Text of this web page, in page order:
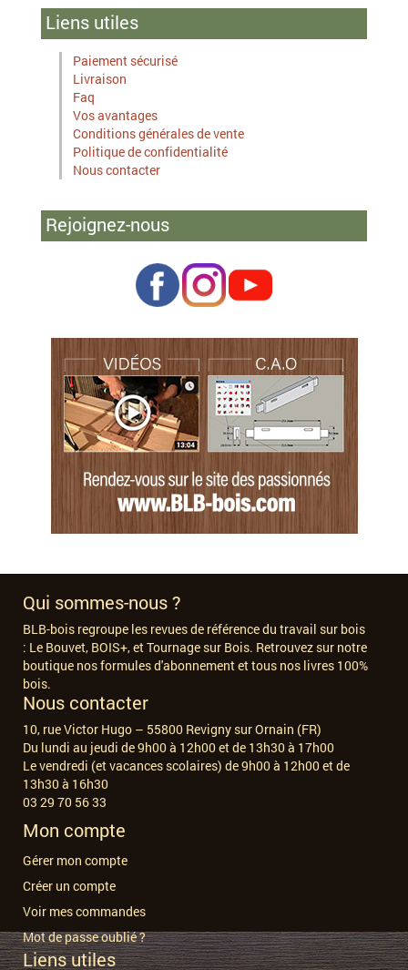
Liens utiles
Paiement sécurisé
Livraison
Faq
Vos avantages
Conditions générales de vente
Politique de confidentialité
Nous contacter
Rejoignez-nous
Qui sommes-nous ?
BLB-bois regroupe les revues de référence du travail sur bois
: Le Bouvet, BOIS+, et Tournage sur Bois. Retrouvez sur notre
boutique nos formules d'abonnement et tous nos livres 100%
bois.
Nous contacter
10, rue Victor Hugo – 55800 Revigny sur Ornain (FR)
Du lundi au jeudi de 9h00 à 12h00 et de 13h30 à 17h00
Le vendredi (et vacances scolaires) de 9h00 à 12h00 et de
13h30 à 16h30
03 29 70 56 33
Mon compte
Gérer mon compte
Créer un compte
Voir mes commandes
Mot de passe oublié ?
Liens utiles